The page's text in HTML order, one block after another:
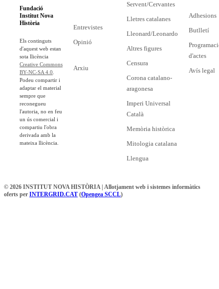
Fundació
Institut Nova
Història
Els continguts
d'aquest web estan
sota llicència
Creative Commons
BY-NC-SA 4.0
Podeu compartir i
adaptar el material
sempre que
reconegueu
l'autoria, no en feu
un ús comercial i
compartiu l'obra
derivada amb la
mateixa llicència.
Entrevistes
Opinió
Arxiu
Servent/Cervantes
Lletres catalanes
Lleonard/Leonardo
Altres figures
Censura
Corona catalano-
aragonesa
Imperi Universal
Català
Memòria històrica
Mitologia catalana
Llengua
Adhesions
Butlletí
d'actes
Avís legal
© 2026 INSTITUT NOVA HISTÒRIA | Allotjament web i sistemes informàtics
oferts per INTERGRID.CAT (Opengea SCCL)